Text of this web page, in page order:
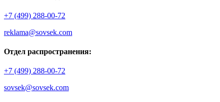
+7 (499) 288-00-72
reklama@sovsek.com
Отдел распространения:
+7 (499) 288-00-72
sovsek@sovsek.com